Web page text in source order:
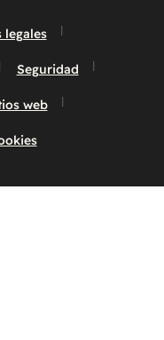
legales
Seguridad
web